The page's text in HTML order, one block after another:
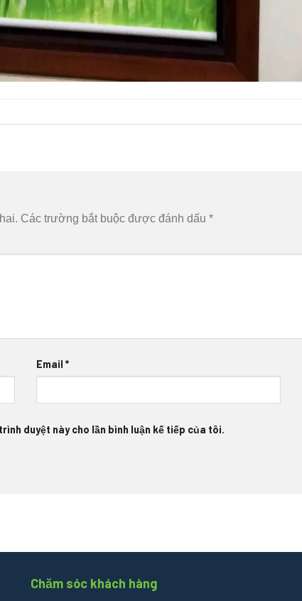
Các trường bắt buộc được đánh dấu *
Email*
duyệt này cho lần bình luận kế tiếp của tôi.
Chăm sóc khách hàng